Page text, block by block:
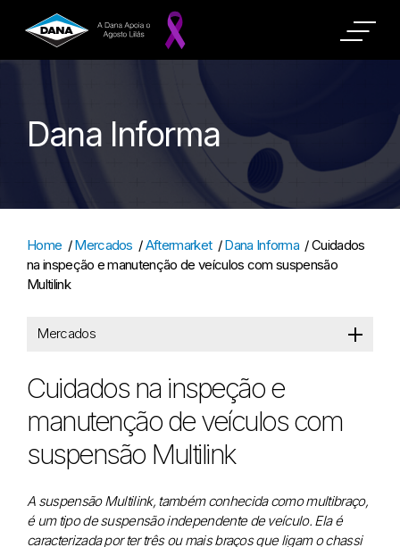
Dana Informa
Home /Mercados /Aftermarket /Dana Informa /Cuidados
na inspeção e manutenção de veículos com suspensão
Multilink
Mercados
Cuidados na inspeção e
manutenção de veículos com
suspensão Multilink
A suspensão Multilink, também conhecida como multibraço,
é um tipo de suspensão independente de veículo. Ela é
caracterizada por ter três ou mais braços que ligam o chassi